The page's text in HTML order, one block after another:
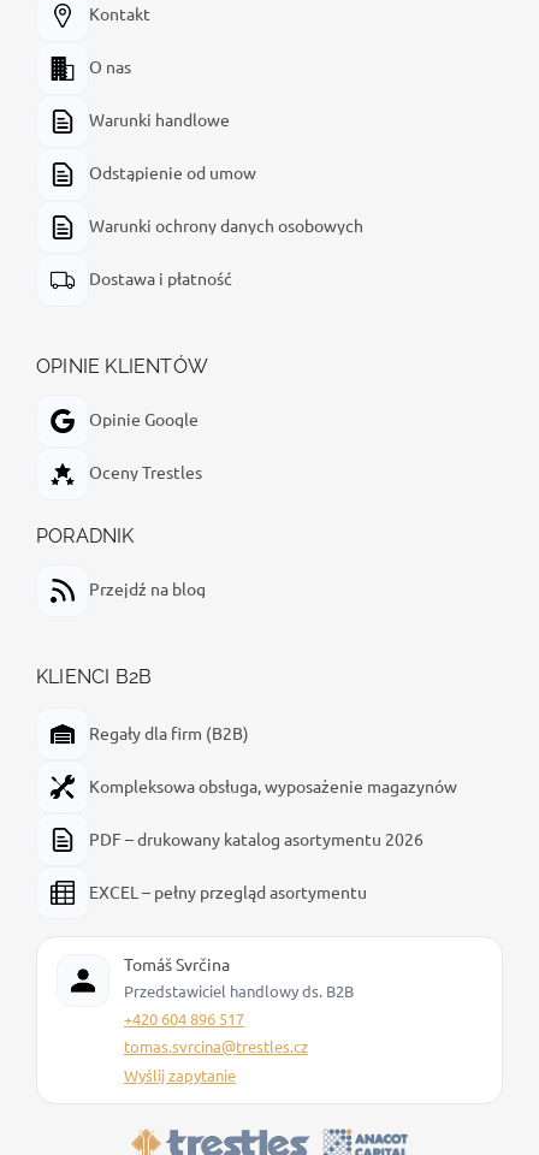
Kontakt
O nas
Warunki handlowe
Odstąpienie od umow
Warunki ochrony danych osobowych
Dostawa i płatność
OPINIE KLIENTÓW
Opinie Google
Oceny Trestles
PORADNIK
Przejdź na blog
KLIENCI B2B
Regały dla firm (B2B)
Kompleksowa obsługa, wyposażenie magazynów
PDF – drukowany katalog asortymentu 2026
EXCEL – pełny przegląd asortymentu
Tomáš Svrčina
Przedstawiciel handlowy ds. B2B
+420 604 896 517
tomas.svrcina@trestles.cz
Wyślij zapytanie